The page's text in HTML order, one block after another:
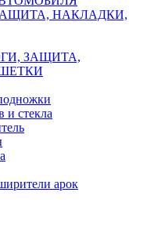
НАКЛАДКИ,
ЗАЩИТА,
и стекла
арок